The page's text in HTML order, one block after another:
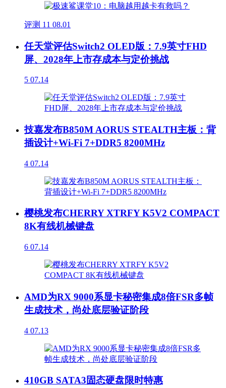
评测 11 08.01
任天堂评估Switch2 OLED版：7.9英寸FHD
屏、2028年上市存成本与定价挑战
5 07.14
技嘉发布B850M AORUS STEALTH主板：背
插设计+Wi-Fi 7+DDR5 8200MHz
4 07.14
樱桃发布CHERRY XTRFY K5V2 COMPACT
8K有线机械键盘
6 07.14
AMD为RX 9000系显卡秘密集成8倍FSR多帧
生成技术，尚处底层验证阶段
4 07.13
410GB SATA3固态硬盘限时特惠